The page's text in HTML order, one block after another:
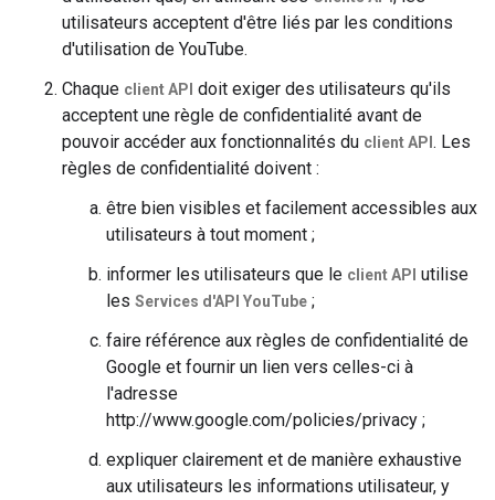
utilisateurs acceptent d'être liés par les conditions
d'utilisation de YouTube.
Chaque client API doit exiger des utilisateurs qu'ils
acceptent une règle de confidentialité avant de
pouvoir accéder aux fonctionnalités du client API . Les
règles de confidentialité doivent :
être bien visibles et facilement accessibles aux
utilisateurs à tout moment ;
informer les utilisateurs que le client API utilise
les Services d'API YouTube ;
faire référence aux règles de confidentialité de
Google et fournir un lien vers celles-ci à
l'adresse
http://www.google.com/policies/privacy ;
expliquer clairement et de manière exhaustive
aux utilisateurs les informations utilisateur, y